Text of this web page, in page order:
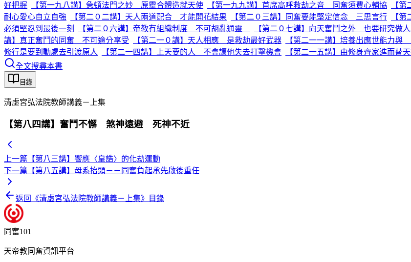
好把握
【第一九八講】急頓法門之妙 原靈合體造就天使 【第一九九講】首席高呼救劫之音 同奮須費心輔協 【
耐心愛心自立自強
【第二０二講】天人兩道配合 才能開花結果 【第二０三講】同奮要能堅定信念 三思言行 【
必須堅忍到最後一刻
【第二０六講】帝教有組織制度 不可胡亂通靈 【第二０七講】向天奮鬥之外 也要研究做
講】真正奮鬥的同奮 不可逾分享受
【第二一０講】天人相應 是救劫最好武器 【第二一一講】培養出應世能力與
修行是要到動處去引渡原人
【第二一四講】上天要的人 不會讓他失去打擊機會 【第二一五講】由修身齊家進而替
全文搜尋本書
目錄
清虛宮弘法院教師講義－上集
【第八四講】奮鬥不懈 煞神遠避 死神不近
上一篇 【第八三講】響應〈皇誥〉的化劫運動
下一篇 【第八五講】母系抬頭－－同奮負起承先啟後重任
返回《清虛宮弘法院教師講義－上集》目錄
同奮101
天帝教同奮資訊平台